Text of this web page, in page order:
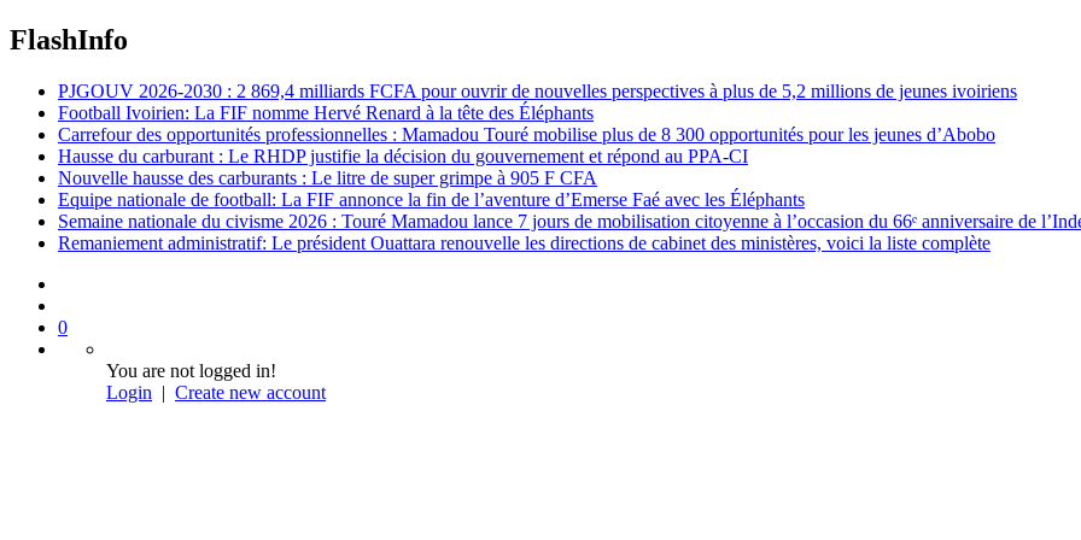
FlashInfo
PJGOUV 2026-2030 : 2 869,4 milliards FCFA pour ouvrir de nouvelles perspectives à plus de 5,2 millions de jeunes ivoiriens
Football Ivoirien: La FIF nomme Hervé Renard à la tête des Éléphants
Carrefour des opportunités professionnelles : Mamadou Touré mobilise plus de 8 300 opportunités pour les jeunes d’Abobo
Hausse du carburant : Le RHDP justifie la décision du gouvernement et répond au PPA-CI
Nouvelle hausse des carburants : Le litre de super grimpe à 905 F CFA
Equipe nationale de football: La FIF annonce la fin de l’aventure d’Emerse Faé avec les Éléphants
Semaine nationale du civisme 2026 : Touré Mamadou lance 7 jours de mobilisation citoyenne à l’occasion du 66ᵉ anniversaire de
Remaniement administratif: Le président Ouattara renouvelle les directions de cabinet des ministères, voici la liste complète
0
You are not logged in!
Login | Create new account